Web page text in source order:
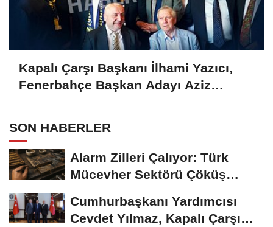
Kapalı Çarşı Başkanı İlhami Yazıcı,
Fenerbahçe Başkan Adayı Aziz
SON HABERLER
Alarm Zilleri Çalıyor: Türk
Mücevher Sektörü Çöküş
Cumhurbaşkanı Yardımcısı
Cevdet Yılmaz, Kapalı Çarşı